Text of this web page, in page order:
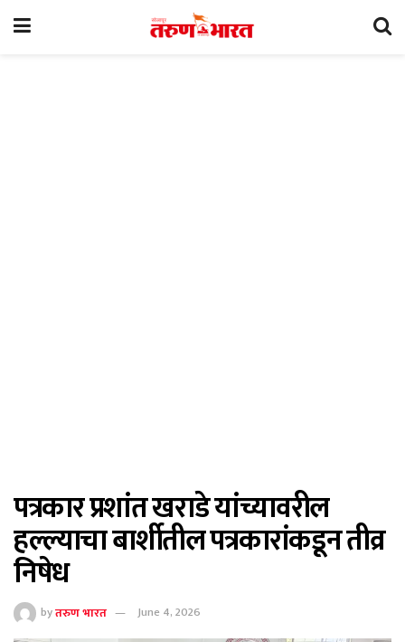
पत्रकार प्रशांत खराडे यांच्यावरील
हल्ल्याचा बार्शीतील पत्रकारांकडून तीव्र
निषेध
byतरुण भारत June 4, 2026